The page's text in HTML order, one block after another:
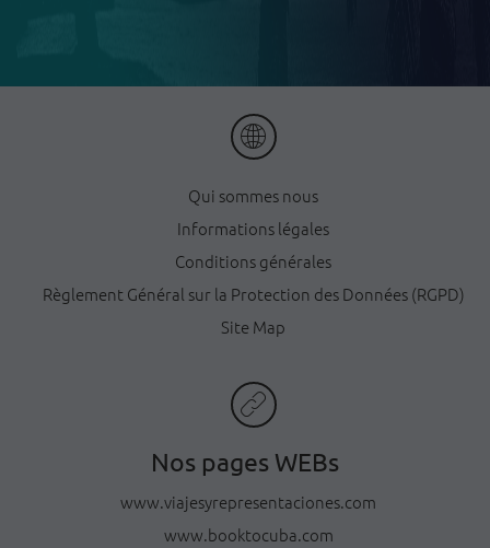
Qui sommes nous
Informations légales
Conditions générales
Règlement Général sur la Protection des Données (RGPD)
Site Map
Nos pages WEBs
www.viajesyrepresentaciones.com
www.booktocuba.com